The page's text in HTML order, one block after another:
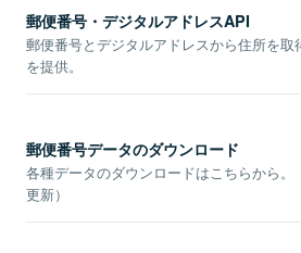
郵便番号・デジタルアドレスAPI
郵便番号とデジタルアドレスから住所を取
を提供。
郵便番号データのダウンロード
各種データのダウンロードはこちらから。
更新）